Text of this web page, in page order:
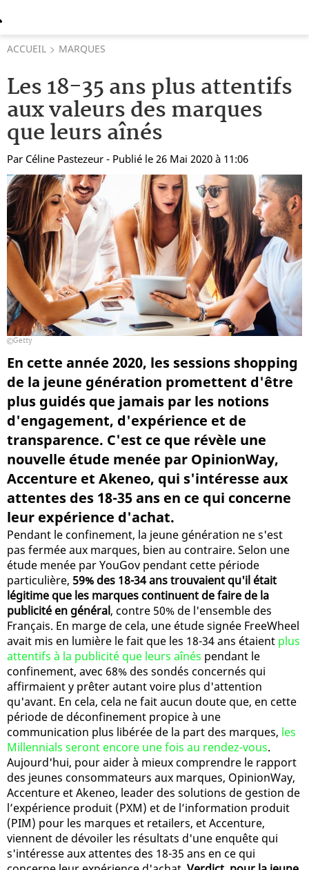
ACCUEIL MARQUES
Les 18-35 ans plus attentifs
aux valeurs des marques
que leurs aînés
Par Céline Pastezeur - Publié le 26 Mai 2020 à 11:06
Getty
En cette année 2020, les sessions shopping
de la jeune génération promettent d'être
plus guidés que jamais par les notions
d'engagement, d'expérience et de
transparence. C'est ce que révèle une
nouvelle étude menée par OpinionWay,
Accenture et Akeneo, qui s'intéresse aux
attentes des 18-35 ans en ce qui concerne
leur expérience d'achat.
Pendant le confinement, la jeune génération ne s'est
pas fermée aux marques, bien au contraire. Selon une
étude menée par YouGov pendant cette période
particulière, 59% des 18-34 ans trouvaient qu'il était
légitime que les marques continuent de faire de la
publicité en général, contre 50% de l'ensemble des
Français. En marge de cela, une étude signée FreeWheel
avait mis en lumière le fait que les 18-34 ans étaient plus
attentifs à la publicité que leurs aînés pendant le
confinement, avec 68% des sondés concernés qui
affirmaient y prêter autant voire plus d'attention
qu'avant. En cela, cela ne fait aucun doute que, en cette
période de déconfinement propice à une
communication plus libérée de la part des marques, les
Millennials seront encore une fois au rendez-vous.
Aujourd'hui, pour aider à mieux comprendre le rapport
des jeunes consommateurs aux marques, OpinionWay,
Accenture et Akeneo, leader des solutions de gestion de
l’expérience produit (PXM) et de l’information produit
(PIM) pour les marques et retailers, et Accenture,
viennent de dévoiler les résultats d'une enquête qui
s'intéresse aux attentes des 18-35 ans en ce qui